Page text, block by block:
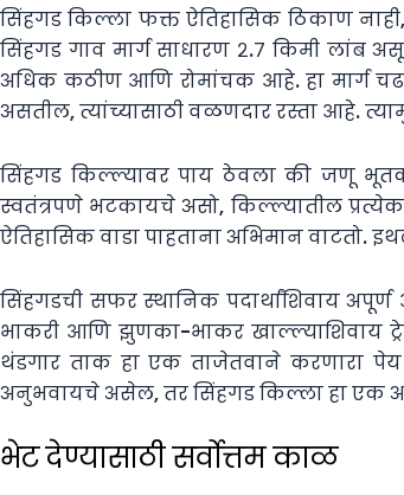
सिंहगड किल्ला फक्त ऐतिहासिक ठिकाण
सिंहगड गाव मार्ग साधारण २.७ किमी लांब
अधिक कठीण आणि रोमांचक आहे. हा मार्ग
असतील, त्यांच्यासाठी वळणदार रस्ता आहे.
सिंहगड किल्ल्यावर पाय ठेवला की जणू
स्वतंत्रपणे भटकायचे असो, किल्ल्यातील प्रत्येक
ऐतिहासिक वाडा पाहताना अभिमान वाटतो.
सिंहगडची सफर स्थानिक पदार्थांशिवाय
भाकरी आणि झुणका-भाकर खाल्ल्याशिवाय
थंडगार ताक हा एक ताजेतवाने करणारा पेय
अनुभवायचे असेल, तर सिंहगड किल्ला हा एक
भेट देण्यासाठी सर्वोत्तम काळ